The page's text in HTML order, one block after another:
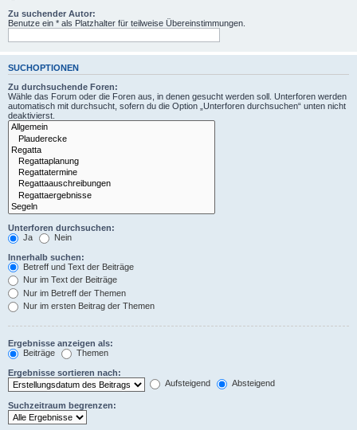
Zu suchender Autor:
Benutze ein * als Platzhalter für teilweise Übereinstimmungen.
SUCHOPTIONEN
Zu durchsuchende Foren:
Wähle das Forum oder die Foren aus, in denen gesucht werden soll. Unterforen werden
automatisch mit durchsucht, sofern du die Option „Unterforen durchsuchen“ unten nicht
deaktivierst.
Unterforen durchsuchen:
Ja
Nein
Innerhalb suchen:
Betreff und Text der Beiträge
Nur im Text der Beiträge
Nur im Betreff der Themen
Nur im ersten Beitrag der Themen
Ergebnisse anzeigen als:
Beiträge
Themen
Ergebnisse sortieren nach:
Aufsteigend
Absteigend
Suchzeitraum begrenzen: